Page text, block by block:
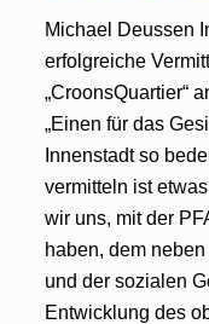
Michael Deussen
erfolgreiche
„CroonsQuartier“
„Einen für das
Innenstadt so
vermitteln ist
wir uns, mit der
haben, dem
und der sozialen
Entwicklung des